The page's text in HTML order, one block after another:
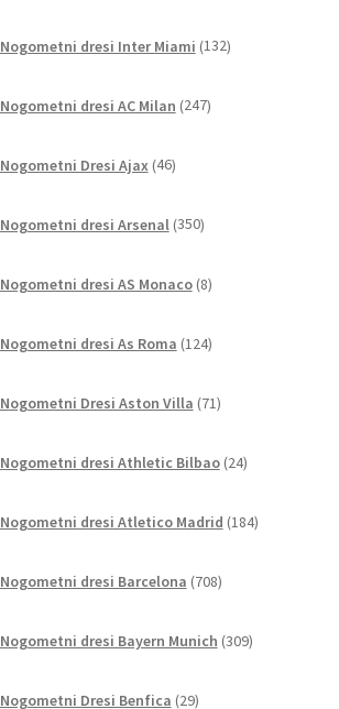
Nogometni dresi Inter Miami 132izdelkov
Nogometni dresi AC Milan 247izdelkov
Nogometni Dresi Ajax 46izdelkov
Nogometni dresi Arsenal 350izdelkov
Nogometni dresi AS Monaco 8izdelkov
Nogometni dresi As Roma 124izdelkov
Nogometni Dresi Aston Villa 71izdelkov
Nogometni dresi Athletic Bilbao 24izdelkov
Nogometni dresi Atletico Madrid 184izdelkov
Nogometni dresi Barcelona 708izdelkov
Nogometni dresi Bayern Munich 309izdelkov
Nogometni Dresi Benfica 29